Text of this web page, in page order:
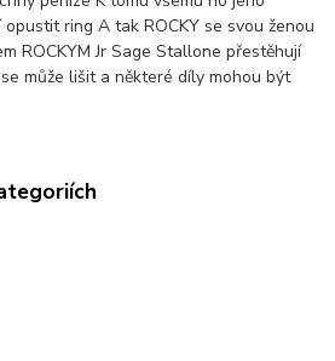
ring A tak ROCKY se svou ženou
ROCKYM Jr Sage Stallone přestěhují
může lišit a některé díly mohou být